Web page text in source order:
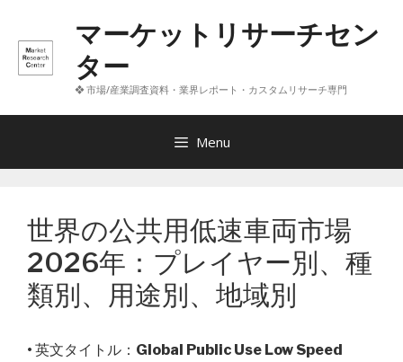
へ
マーケットリサーチセン
ター
❖ 市場/産業調査資料・業界レポート・カスタムリサーチ専門
Menu
世界の公共用低速車両市場
2026年：プレイヤー別、種
類別、用途別、地域別
• 英文タイトル： Global Public Use Low Speed